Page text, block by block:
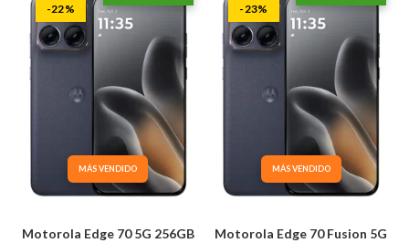
MÁS VENDIDO
-22%
Motorola Edge 70 5G 256GB
MÁS VENDIDO
-23%
Motorola Edge 70 Fusion 5G